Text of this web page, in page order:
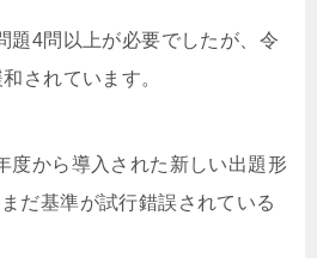
題4問以上が必要でしたが、令
されています。
度から導入された新しい出題形
だ基準が試行錯誤されている